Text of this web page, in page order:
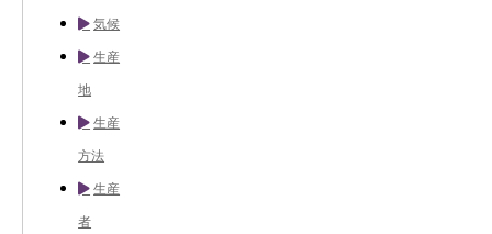
気候
生産
地
生産
方法
生産
者